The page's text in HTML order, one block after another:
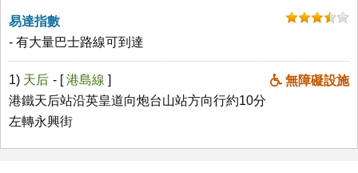
易達指數
- 有大量巴士路線可到達
1) 天后 無障礙設施
- [港島線 ]
港鐵天后站沿英皇道向炮台山站方向行約10分
左轉永興街